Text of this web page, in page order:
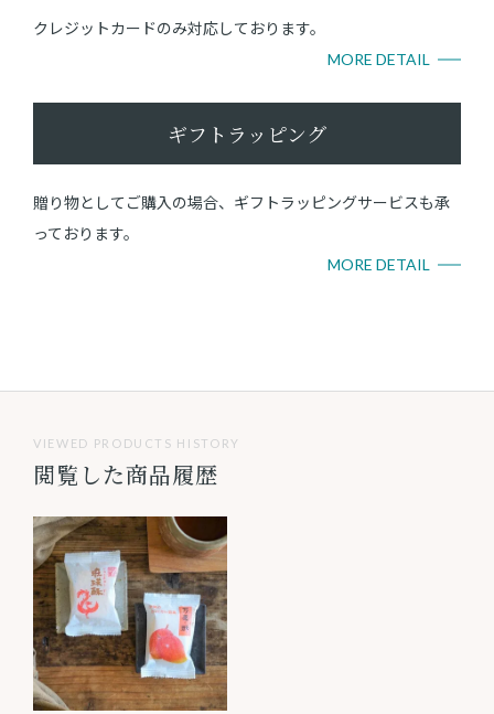
クレジットカードのみ対応しております。
MORE DETAIL
ギフトラッピング
贈り物としてご購入の場合、ギフトラッピングサービスも承
っております。
MORE DETAIL
VIEWED PRODUCTS HISTORY
閲覧した商品履歴